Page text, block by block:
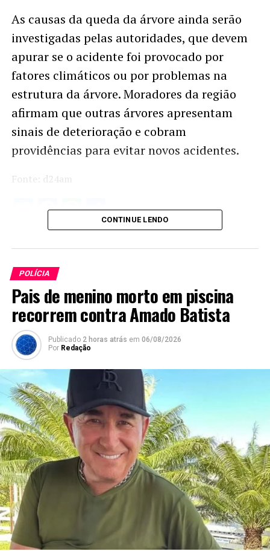
As causas da queda da árvore ainda serão
investigadas pelas autoridades, que devem
apurar se o acidente foi provocado por
fatores climáticos ou por problemas na
estrutura da árvore. Moradores da região
afirmam que outras árvores apresentam
sinais de deterioração e cobram
providências para evitar novos acidentes.
Fonte: d24am
Twitter
Facebook
WhatsApp
Share
CONTINUE LENDO
POLÍCIA
Pais de menino morto em piscina
recorrem contra Amado Batista
Publicado 2 horas atrás em 06/08/2026
Por Redação